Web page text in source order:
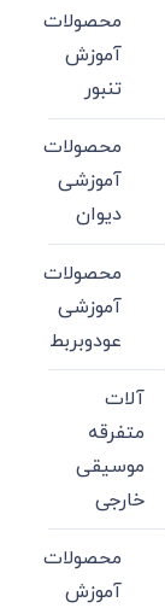
محصولات
آموزش
تنبور
محصولات
آموزشی
دیوان
محصولات
آموزشی
عودوبربط
آلات
متفرقه
موسیقی
خارجی
محصولات
آموزش